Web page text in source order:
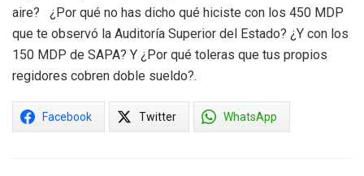
aire? ¿Por qué no has dicho qué hiciste con los 450 MDP
que te observó la Auditoría Superior del Estado? ¿Y con los
150 MDP de SAPA? Y ¿Por qué toleras que tus propios
regidores cobren doble sueldo?.
Facebook Twitter WhatsApp